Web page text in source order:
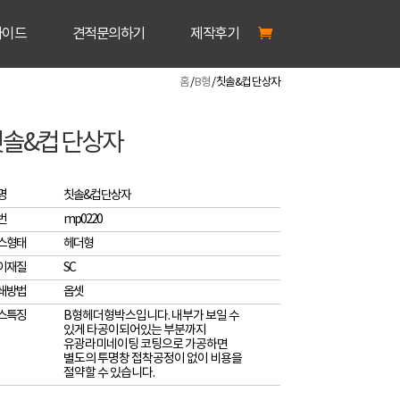
드 견적문의하기 제작후기
홈/B형/ 칫솔&컵 단상자
&컵 단상자
칫솔&컵 단상자
mp0220
형태
헤더형
재질
SC
방법
옵셋
특징
B형헤더형박스입니다. 내부가 보일 수
있게 타공이되어있는 부분까지
유광라미네이팅 코팅으로 가공하면
별도의 투명창 접착공정이 없이 비용을
절약할 수 있습니다.